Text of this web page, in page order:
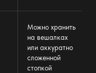
Можно хранить
на вешалках
или аккуратно
сложенной
стопкой